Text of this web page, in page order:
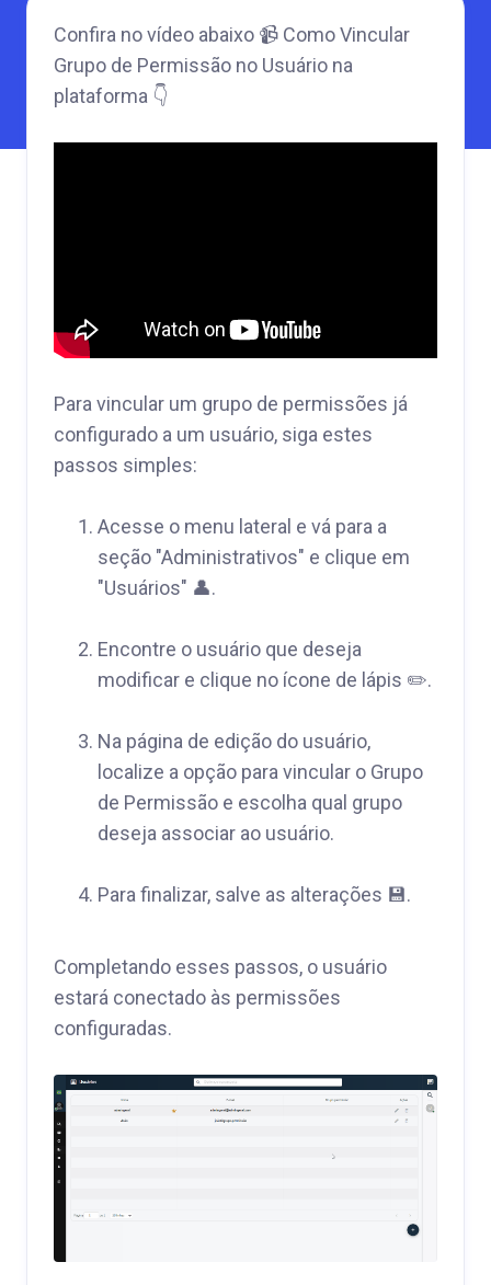
Confira no vídeo abaixo 📹 Como Vincular
Grupo de Permissão no Usuário na
plataforma 👇
Para vincular um grupo de permissões já
configurado a um usuário, siga estes
passos simples:
Acesse o menu lateral e vá para a
seção "Administrativos" e clique em
"Usuários" 👤.
Encontre o usuário que deseja
modificar e clique no ícone de lápis ✏️.
Na página de edição do usuário,
localize a opção para vincular o Grupo
de Permissão e escolha qual grupo
deseja associar ao usuário.
Para finalizar, salve as alterações 💾.
Completando esses passos, o usuário
estará conectado às permissões
configuradas.